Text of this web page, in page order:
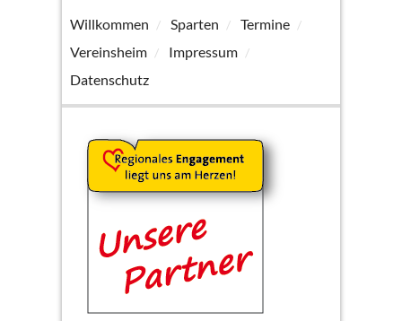
Willkommen Sparten
Termine
Vereinsheim
Impressum
Datenschutz